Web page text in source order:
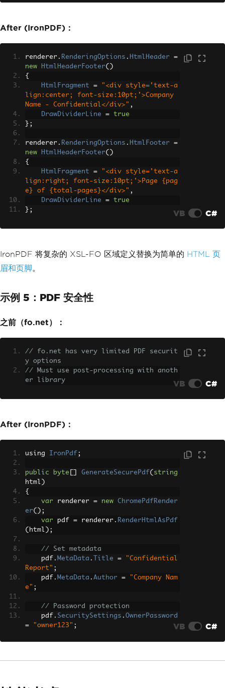
After (IronPDF)：
renderer . RenderingOptions . HtmlHeader
=
new
HtmlHeaderFooter()
{
HtmlFragment
=
"<div style='text-a
lign:center; font-size:10pt;'>Company
Name - Confidential</div>" ,
DrawDividerLine
=
true
};
renderer . RenderingOptions . HtmlFooter
=
new
HtmlHeaderFooter()
{
HtmlFragment
=
"<div style='text-a
lign:right; font-size:10pt;'>Page {pag
e} of {total-pages}</div>" ,
DrawDividerLine
=
true
};
VB C#
IronPDF 将复杂的 XSL-FO 区域定义替换为简单的 HTML 页
眉和页脚。
示例 5：PDF 安全性
之前（fo.net）：
// fo.net has very limited PDF securit
y options
// Must use post-processing with anoth
er library
VB C#
After (IronPDF)：
using IronPdf ;
public byte GenerateSecurePdf( string
html )
{
var renderer = new
ChromePdfRender
er();
var pdf = renderer . RenderHtmlAsPdf
( html );
// Set metadata
    pdf
. MetaData . Title =
"Confidential
Report" ;
    pdf
. MetaData . Author =
"Company Nam
e" ;
// Password protection
    pdf
. SecuritySettings . OwnerPassword
=
"owner123" ;
VB C#